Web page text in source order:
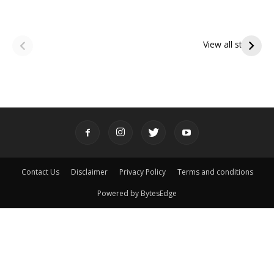
View all stories
పితృదేవతల ఆశీర్వాదం
ఇంద్రకీలాద్రి గిరి ప్రదక్షిణ
Contact Us Disclaimer Privacy Policy Terms and conditions
Powered by BytesEdge